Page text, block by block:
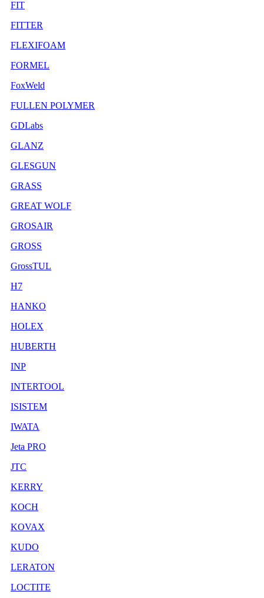
FIT
FITTER
FLEXIFOAM
FORMEL
FoxWeld
FULLEN POLYMER
GDLabs
GLANZ
GLESGUN
GRASS
GREAT WOLF
GROSAIR
GROSS
GrossTUL
H7
HANKO
HOLEX
HUBERTH
INP
INTERTOOL
ISISTEM
IWATA
Jeta PRO
JTC
KERRY
KOCH
KOVAX
KUDO
LERATON
LOCTITE